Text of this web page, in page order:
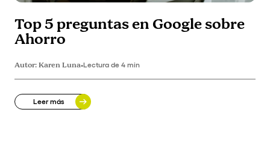
Top 5 preguntas en Google sobre
Ahorro
Autor:Karen Luna•Lectura de 4 min
Leer más